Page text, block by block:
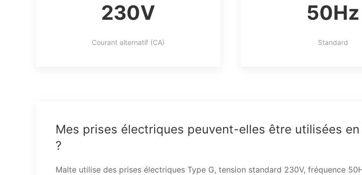
230V
Courant alternatif (CA)
50Hz
Standard
Mes prises électriques peuvent-elles être utilisées
?
Malte utilise des prises électriques Type G, tension standard 230V, fréquence